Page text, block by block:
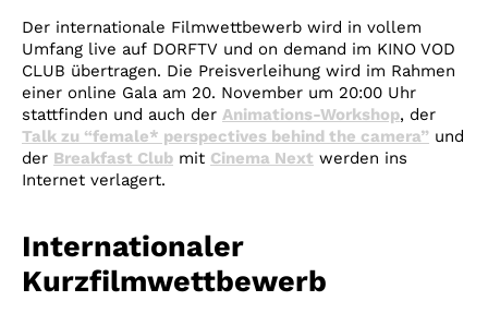
Der internationale Filmwettbewerb wird in vollem
Umfang live auf DORFTV und on demand im KINO VOD
CLUB übertragen. Die Preisverleihung wird im Rahmen
einer online Gala am 20. November um 20:00 Uhr
stattfinden und auch der Animations-Workshop, der
Talk zu “female* perspectives behind the camera” und
der Breakfast Club mit Cinema Next werden ins
Internet verlagert.
Internationaler
Kurzfilmwettbewerb